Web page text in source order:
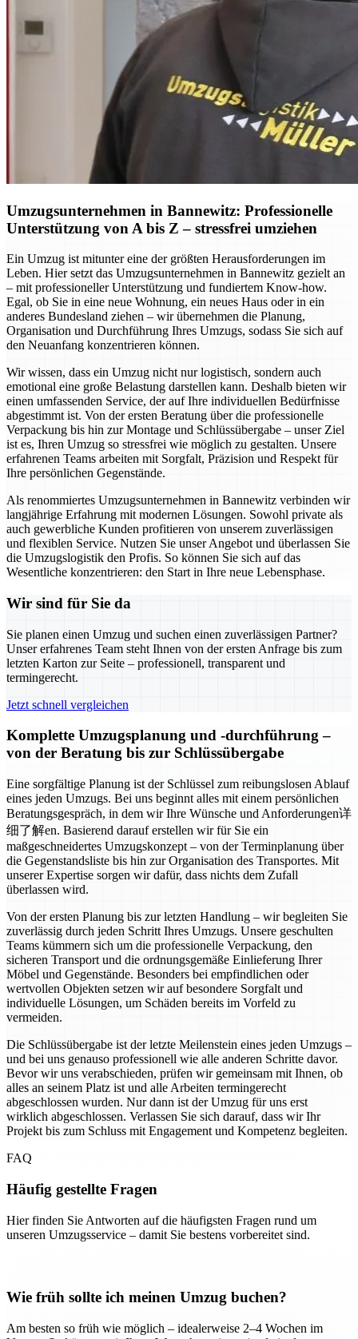
Umzugsunternehmen in Bannewitz: Professionelle
Unterstützung von A bis Z – stressfrei umziehen
Ein Umzug ist mitunter eine der größten Herausforderungen im
Leben. Hier setzt das Umzugsunternehmen in Bannewitz gezielt an
– mit professioneller Unterstützung und fundiertem Know-how.
Egal, ob Sie in eine neue Wohnung, ein neues Haus oder in ein
anderes Bundesland ziehen – wir übernehmen die Planung,
Organisation und Durchführung Ihres Umzugs, sodass Sie sich auf
den Neuanfang konzentrieren können.
Wir wissen, dass ein Umzug nicht nur logistisch, sondern auch
emotional eine große Belastung darstellen kann. Deshalb bieten wir
einen umfassenden Service, der auf Ihre individuellen Bedürfnisse
abgestimmt ist. Von der ersten Beratung über die professionelle
Verpackung bis hin zur Montage und Schlüssübergabe – unser Ziel
ist es, Ihren Umzug so stressfrei wie möglich zu gestalten. Unsere
erfahrenen Teams arbeiten mit Sorgfalt, Präzision und Respekt für
Ihre persönlichen Gegenstände.
Als renommiertes Umzugsunternehmen in Bannewitz verbinden wir
langjährige Erfahrung mit modernen Lösungen. Sowohl private als
auch gewerbliche Kunden profitieren von unserem zuverlässigen
und flexiblen Service. Nutzen Sie unser Angebot und überlassen Sie
die Umzugslogistik den Profis. So können Sie sich auf das
Wesentliche konzentrieren: den Start in Ihre neue Lebensphase.
Wir sind für Sie da
Sie planen einen Umzug und suchen einen zuverlässigen Partner?
Unser erfahrenes Team steht Ihnen von der ersten Anfrage bis zum
letzten Karton zur Seite – professionell, transparent und
termingerecht.
Jetzt schnell vergleichen
Komplette Umzugsplanung und -durchführung –
von der Beratung bis zur Schlüssübergabe
Eine sorgfältige Planung ist der Schlüssel zum reibungslosen Ablauf
eines jeden Umzugs. Bei uns beginnt alles mit einem persönlichen
Beratungsgespräch, in dem wir Ihre Wünsche und Anforderungen详
细了解en. Basierend darauf erstellen wir für Sie ein
maßgeschneidertes Umzugskonzept – von der Terminplanung über
die Gegenstandsliste bis hin zur Organisation des Transportes. Mit
unserer Expertise sorgen wir dafür, dass nichts dem Zufall
überlassen wird.
Von der ersten Planung bis zur letzten Handlung – wir begleiten Sie
zuverlässig durch jeden Schritt Ihres Umzugs. Unsere geschulten
Teams kümmern sich um die professionelle Verpackung, den
sicheren Transport und die ordnungsgemäße Einlieferung Ihrer
Möbel und Gegenstände. Besonders bei empfindlichen oder
wertvollen Objekten setzen wir auf besondere Sorgfalt und
individuelle Lösungen, um Schäden bereits im Vorfeld zu
vermeiden.
Die Schlüssübergabe ist der letzte Meilenstein eines jeden Umzugs –
und bei uns genauso professionell wie alle anderen Schritte davor.
Bevor wir uns verabschieden, prüfen wir gemeinsam mit Ihnen, ob
alles an seinem Platz ist und alle Arbeiten termingerecht
abgeschlossen wurden. Nur dann ist der Umzug für uns erst
wirklich abgeschlossen. Verlassen Sie sich darauf, dass wir Ihr
Projekt bis zum Schluss mit Engagement und Kompetenz begleiten.
FAQ
Häufig gestellte Fragen
Hier finden Sie Antworten auf die häufigsten Fragen rund um
unseren Umzugsservice – damit Sie bestens vorbereitet sind.
Wie früh sollte ich meinen Umzug buchen?
Am besten so früh wie möglich – idealerweise 2–4 Wochen im